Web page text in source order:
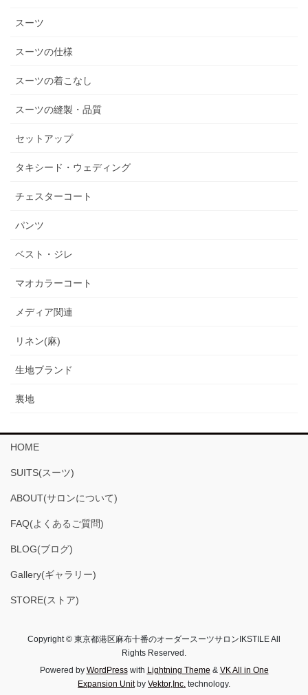
スーツ
スーツの仕様
スーツの着こなし
スーツの縫製・品質
セットアップ
タキシード・ウェディング
チェスターコート
パンツ
ベスト・ジレ
マオカラーコート
メディア関連
リネン(麻)
生地ブランド
裏地
HOME
SUITS(スーツ)
ABOUT(サロンについて)
FAQ(よくあるご質問)
BLOG(ブログ)
Gallery(ギャラリー)
STORE(ストア)
Copyright © 東京都港区麻布十番のオーダースーツサロンIKSTILE All
Rights Reserved.
Powered by WordPresswith Lightning Theme & VK All in One
Expansion Unitby Vektor,Inc. technology.